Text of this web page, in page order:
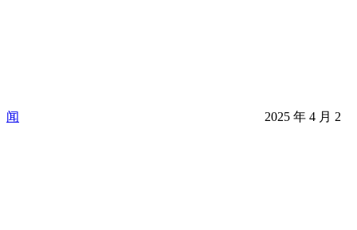
闻 2025 年 4 月 2